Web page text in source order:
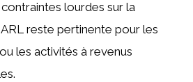
lourdes sur la
reste pertinente pour les
les activités à revenus